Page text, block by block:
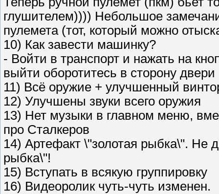
глушителем)))) Небольшое
пулемета (тот, который можно
10) Как завести машинку?
- Войти в транспорт и нажать на
выйти оборотитесь в сторону
11) Всё оружие + улучшенный
12) Улучшены звуки всего оружия
13) Нет музыки в главном меню,
про Сталкеров
14) Артефакт \"золотая рыбка\". Не
рыбка\"!
15) Вступать в всякую группировку
16) Видеоролик чуть-чуть изменен.